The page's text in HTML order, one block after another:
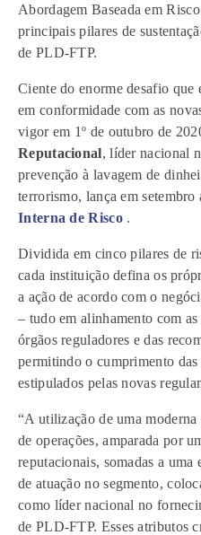
Abordagem Baseada em
principais pilares de
de PLD-FTP.
Ciente do enorme desafio que
em conformidade com as
vigor em 1º de outubro de
Reputacional, líder nacional
prevenção à lavagem de
terrorismo, lança em setembro
Interna de Risco .
Dividida em cinco pilares de
cada instituição defina os
a ação de acordo com o
– tudo em alinhamento com
órgãos reguladores e das
permitindo o cumprimento
estipulados pelas novas
“A utilização de uma
de operações, amparada por
reputacionais, somadas a uma
de atuação no segmento,
como líder nacional no
de PLD-FTP. Esses atributos